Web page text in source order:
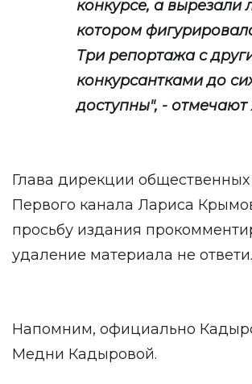
конкурсе, а вырезали
котором
Три репортажа с
конкурсантками до
доступны", -
Глава дирекции общественных
Первого канала Лариса
просьбу издания
удаление материала не
Напомним, официально
Медни Кадыровой.